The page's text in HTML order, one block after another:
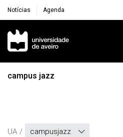
Notícias Agenda
Navegação Principal
campus jazz
UA campusjazz